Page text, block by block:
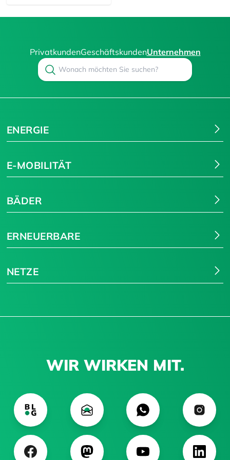
PrivatkundenGeschäftskundenUnternehmen
Search
ENERGIE
E-MOBILITÄT
BÄDER
ERNEUERBARE
NETZE
WIR WIRKEN MIT.